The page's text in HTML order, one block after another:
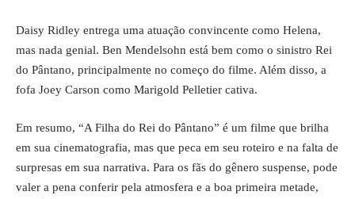
Daisy Ridley entrega uma atuação convincente como Helena,
mas nada genial. Ben Mendelsohn está bem como o sinistro Rei
do Pântano, principalmente no começo do filme. Além disso, a
fofa Joey Carson como Marigold Pelletier cativa.
Em resumo, “A Filha do Rei do Pântano” é um filme que brilha
em sua cinematografia, mas que peca em seu roteiro e na falta de
surpresas em sua narrativa. Para os fãs do gênero suspense, pode
valer a pena conferir pela atmosfera e a boa primeira metade,